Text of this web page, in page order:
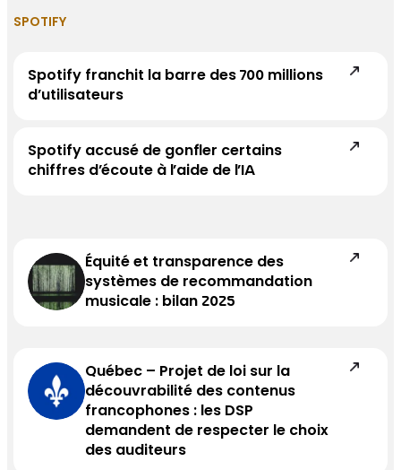
SPOTIFY
Spotify franchit la barre des 700 millions
d’utilisateurs
Spotify accusé de gonfler certains
chiffres d’écoute à l’aide de l’IA
Équité et transparence des
systèmes de recommandation
musicale : bilan 2025
Québec – Projet de loi sur la
découvrabilité des contenus
francophones : les DSP
demandent de respecter le choix
des auditeurs